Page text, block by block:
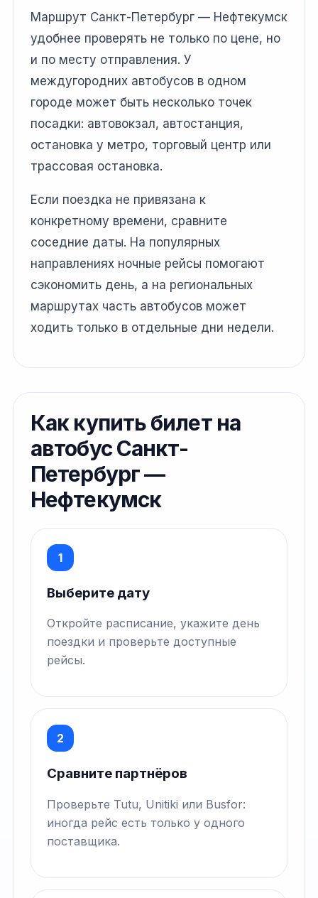
Маршрут Санкт-Петербург — Нефтекумск
удобнее проверять не только по цене, но
и по месту отправления. У
междугородних автобусов в одном
городе может быть несколько точек
посадки: автовокзал, автостанция,
остановка у метро, торговый центр или
трассовая остановка.
Если поездка не привязана к
конкретному времени, сравните
соседние даты. На популярных
направлениях ночные рейсы помогают
сэкономить день, а на региональных
маршрутах часть автобусов может
ходить только в отдельные дни недели.
Как купить билет на
автобус Санкт-
Петербург —
Нефтекумск
1
Выберите дату
Откройте расписание, укажите день
поездки и проверьте доступные
рейсы.
2
Сравните партнёров
Проверьте Tutu, Unitiki или Busfor:
иногда рейс есть только у одного
поставщика.